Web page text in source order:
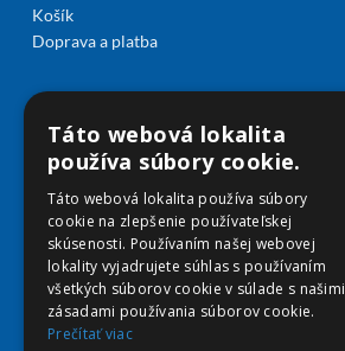
Košík
Doprava a platba
Táto webová lokalita
používa súbory cookie.
Táto webová lokalita používa súbory
cookie na zlepšenie používateľskej
skúsenosti. Používaním našej webovej
lokality vyjadrujete súhlas s používaním
všetkých súborov cookie v súlade s našimi
zásadami používania súborov cookie.
Prečítať viac